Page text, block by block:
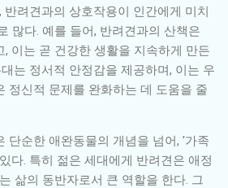
반려견과의 상호작용이 인간에게 미치
많다. 예를 들어, 반려견과의 산책은
, 이는 곧 건강한 생활을 지속하게 만든
는 정서적 안정감을 제공하며, 이는 우
정신적 문제를 완화하는 데 도움을 줄
단순한 애완동물의 개념을 넘어, '가족
다. 특히 젊은 세대에게 반려견은 애정
삶의 동반자로서 큰 역할을 한다. 그